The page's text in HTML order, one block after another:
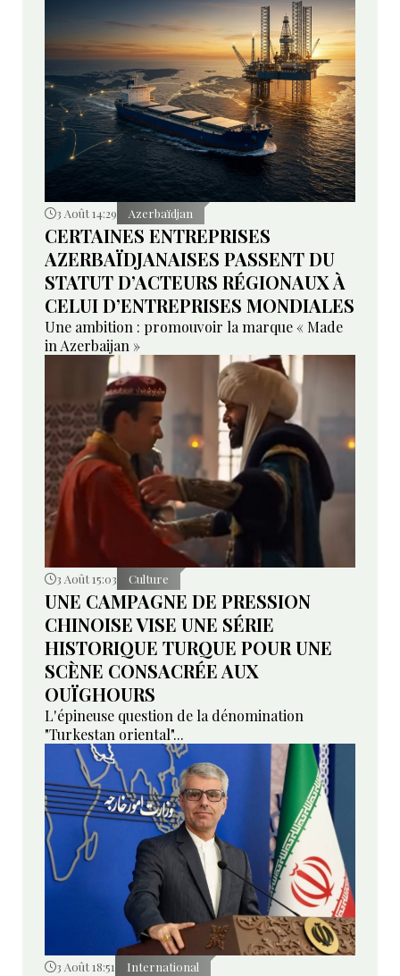
3 Août 14:29 Azerbaïdjan
CERTAINES ENTREPRISES
AZERBAÏDJANAISES PASSENT DU
STATUT D’ACTEURS RÉGIONAUX À
CELUI D’ENTREPRISES MONDIALES
Une ambition : promouvoir la marque « Made
in Azerbaijan »
3 Août 15:03 Culture
UNE CAMPAGNE DE PRESSION
CHINOISE VISE UNE SÉRIE
HISTORIQUE TURQUE POUR UNE
SCÈNE CONSACRÉE AUX
OUÏGHOURS
L'épineuse question de la dénomination
"Turkestan oriental"...
3 Août 18:51 International